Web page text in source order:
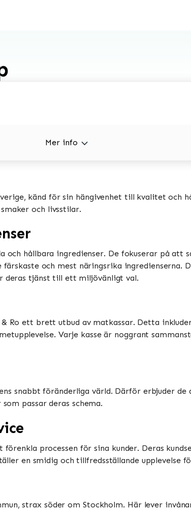
Mer info
känd för sin hängivenhet till kvalitet och
och livsstilar.
och hållbara ingredienser. De fokuserar på att
och mest näringsrika ingredienserna.
deras tjänst till ett miljövänligt val.
Ro ett brett utbud av matkassar. Detta
Varje kasse är noggrant
snabbt föränderliga värld. Därför erbjuder de
passar deras schema.
processen för sina kunder. Deras
en smidig och tillfredsställande upplevelse
strax söder om Stockholm. Här lever